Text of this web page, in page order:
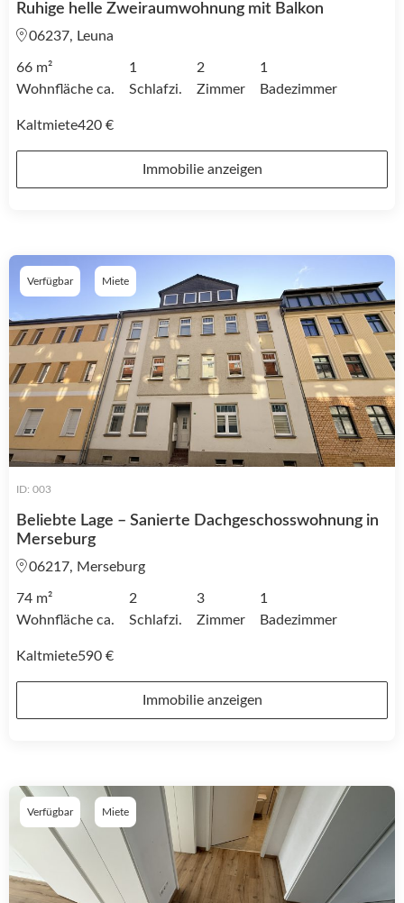
Ruhige helle Zweiraumwohnung mit Balkon
06237, Leuna
66 m²
Wohnfläche ca.
1
Schlafzi.
2
Zimmer
1
Badezimmer
Kaltmiete420 €
Immobilie anzeigen
Verfügbar Miete
ID: 003
Beliebte Lage – Sanierte Dachgeschosswohnung in
Merseburg
06217, Merseburg
74 m²
Wohnfläche ca.
2
Schlafzi.
3
Zimmer
1
Badezimmer
Kaltmiete590 €
Immobilie anzeigen
Verfügbar Miete